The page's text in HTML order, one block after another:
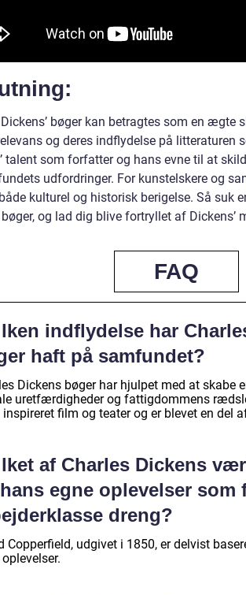
bøger kan betragtes som en ægte
og deres indflydelse på litteraturen
talent som forfatter og hans evne til at
udfordringer. For kunstelskere og
kulturel og historisk berigelse. Så suk
og lad dig blive fortryllet af Dickens’
FAQ
indflydelse har
haft på samfundet?
Dickens bøger har hjulpet med at skabe
uretfærdigheder og fattigdommens
inspireret film og teater og er blevet en del
af Charles Dickens
egne oplevelser som
dreng?
Copperfield, udgivet i 1850, er delvist